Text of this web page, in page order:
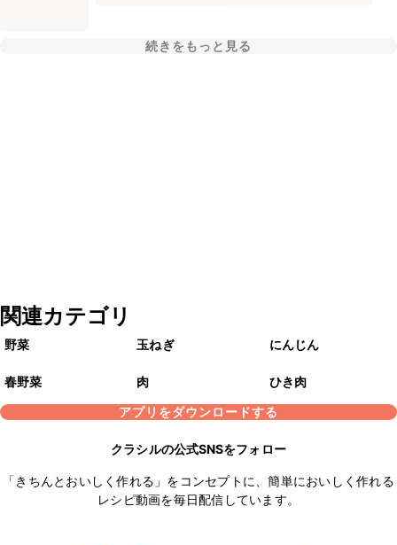
続きをもっと見る
関連カテゴリ
野菜 玉ねぎ にんじん
春野菜 肉
ひき肉
アプリをダウンロードする
クラシルの公式SNSをフォロー
「きちんとおいしく作れる」をコンセプトに、簡単においしく作れる
レシピ動画を毎日配信しています。